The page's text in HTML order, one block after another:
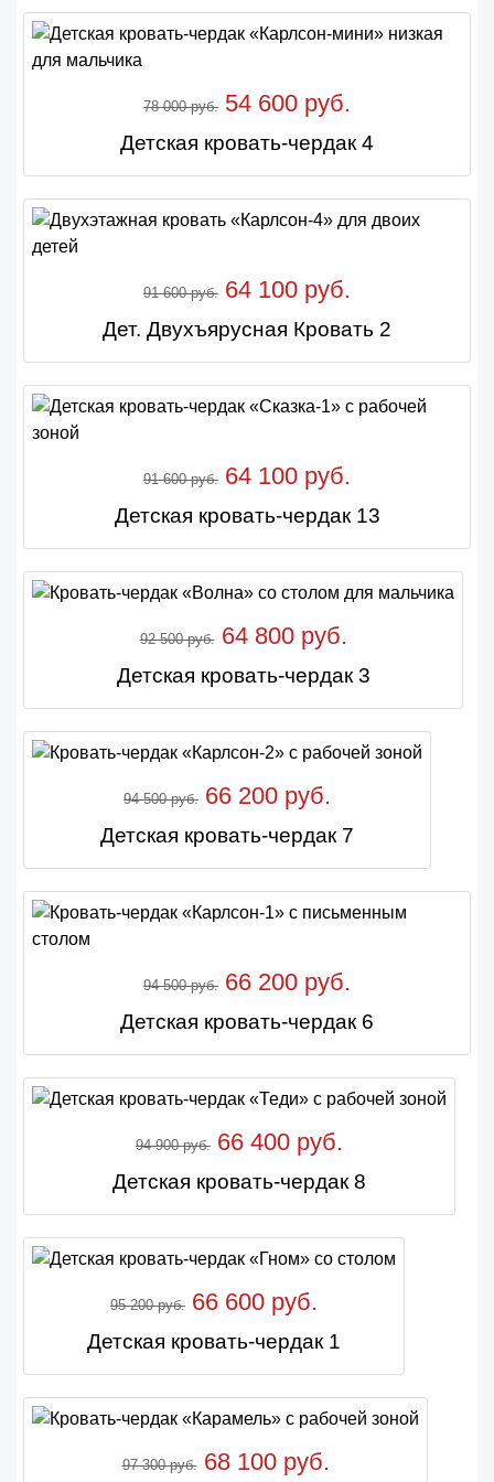
78 000 руб. 54 600 руб.
Детская кровать-чердак 4
91 600 руб. 64 100 руб.
Дет. Двухъярусная Кровать 2
91 600 руб. 64 100 руб.
Детская кровать-чердак 13
92 500 руб.64 800 руб.
Детская кровать-чердак 3
94 500 руб. 66 200 руб.
Детская кровать-чердак 7
94 500 руб. 66 200 руб.
Детская кровать-чердак 6
94 900 руб. 66 400 руб.
Детская кровать-чердак 8
95 200 руб. 66 600 руб.
Детская кровать-чердак 1
97 300 руб.68 100 руб.